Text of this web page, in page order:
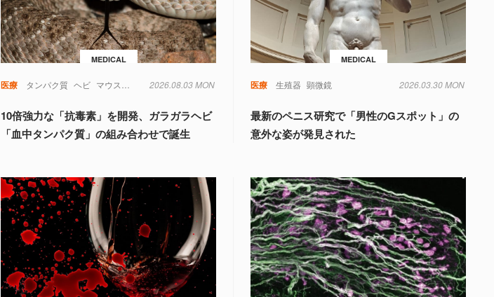
MEDICAL
医療 タンパク質 ヘビ マウス 実験 毒 遺伝子
2026.08.03 MON
10倍強力な「抗毒素」を開発、ガラガラヘビ
「血中タンパク質」の組み合わせで誕生
MEDICAL
医療 生殖器 顕微鏡 2026.03.30 MON
最新のペニス研究で「男性のGスポット」の
意外な姿が発見された